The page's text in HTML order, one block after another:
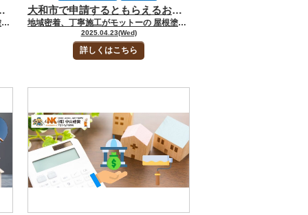
助金・助成金情報2025年版
地域密着、丁寧施工がモットーの 屋根塗装・外壁塗装専門店の中山建装です！ 代表取締役の中山です！
大和市で申請するともらえるお金がある？外壁塗装の助成金とは？
地域密着、丁寧施工がモットーの 屋根塗装・外壁塗装専門店の中山建装です！ 代表取締役の中山です！ 外壁塗装は助成金を上手に活用しましょう。「大和市で外壁塗装をお得にできる方法はないか？」と模索中の方もいるかもしれません。 大和市では、外壁塗装に関連する補助金や助成金が用意されています。外壁塗装に関する費用をすべてカバーできませんが、自己負担は軽くなるのです。ただ「ある」としても、どのような内容かわからないと、申請もスムーズにできません。自分は給付される条件があるのか？と不安な方もいるでしょう。 「大和市には外壁塗装で給付金がある」という情報だけで突っ走り、申請時点で「対象ではない」といわれると徒労でしかありません。そこで今回のお役立ちコラムでは、大和市で申請するもらえるお金や外壁塗装の助成金についてくわしくお話しします。 [myphp file="comContactL"] 外壁塗装は高額です！だからこそ補助金・助成金情報のチェックは必須！ 大和市で外壁塗装をする場合、高額費用がかかります。30坪の住まいで外壁塗装をすると、100万円以上かかる場合も多々あるほどです。 資金に余裕がある方なら、心配ないでしょう。ただ、日々の生活だけでも節約しているなら、必要な工事でも簡単にはできません。貯金をするとしても限界はあります。その際、助けになるのが国や自治体からの補助金や助成金です。大和市の場合は「大和市不燃化・バリアフリー化改修工事費補助金」「既存住宅の断熱改修工事への補助」などがあります。 大和市不燃化・バリアフリー化改修工事費補助金 令和7年度の申請受付：令和7年4月21日（月曜日）より開始 工事費の1／2 上限10万円 ※破風を含めた軒先改修工事だと上限20万円 不燃化というワードに注目した方もいるかもしれません。不燃化とは、防火性能がない部分を、防火性能のあるものへの交換や改修を指しています。 「なぜ不燃化」が大和市で必要なのでしょうか？大和市では災害に対して強い街づくりを推進しているからです。過去の事例や被害から見られるように、大地震が発生した際、被害が拡大する要因の1つに火災があります。 日本は世界的にも地震が多い国です。そのため耐震性に関する規制は高く設定されています。各住宅メーカーでも、耐震性を高めるために研究開発を行っているのです。ただ、地震で倒壊しなくても、その後に発生する火災はどうでしょうか？地震による破損や移動や転倒によって火災が発生する場合もあります。津波によって火災が生じる場合もあるのです。停電が復旧後、通電で出火する場合もあります。住まいが地震によって倒壊を免れても、延焼で燃えてしまうと意味がありません。 このような問題を想定して、大和市では、補助金や助成金を設けて対策に乗り出しているのです。その中で、外壁塗装に関して「不燃塗料などに塗り替える」という工事内容が給付対象に含まれています。 参照：大和市不燃化・バリアフリー化改修工事費補助金 参照：内閣府防災 東日本大震災における火災の発生状況 対象が外壁塗装に限らない補助金や助成金もある 大和市で申請するともらえるお金は、外壁塗装に限定しなければ他にも複数あります。そもそも大和市不燃化・バリアフリー化改修工事費補助金における不燃化塗料も、対象の1つでしかありません。 他にも軒天や破風板、雨戸やシャッター、耐熱ガラスへの交換などさまざまな工事内容が給付対象です。また、バリアフリー化と名称に付いているように、バリアフリーを検討している方も対象です。居住空間の段差の解消や手すりなどに活用できます。 住まいの老朽化や、家主の高齢化、または将来を考えたうえで、バリアフリー化を検討中の方もいるでしょう。両方を同時期にするならまとまった資金が求められます。補助金や助成金があれば、自己負担を軽減できるのです。その他、大和市では既存住宅の断熱改修工事への補助や耐震関係の改修でも予算が付いていますのでチェックしてみてください。 ▼合わせて読みたい▼【2025年最新版】大和市の二重窓＆外壁塗装の補助金制度まとめ！ [myphp file="comContactL"] 既存住宅の断熱改修工事への補助 申請期間：令和7年（2025年）4月1日（火曜日）から令和7年（2025年）12月26日（金曜日） 補助率：補助対象経費1／3 戸建て住宅：120万円／戸が上限 玄関ドアは上限5万円／戸 集合住宅（個別・全体）：15万円／戸 玄関ドアは上限20万円／戸 大和市では環境省「地域脱炭素移行・再エネ推進交付金（重点対策加速化事業）」を活用することで、補助金によるサポートを行っています。大和市内の既存住宅に関して「断熱改修工事費用の一部を補助する」という内容です。 断熱改修を前提とした「窓ガラス」「断熱材」「玄関ドア」でも高性能建材と呼ばれるようなものに対して、購入費用をサポートしてくれます。戸建て住宅だけではなく、マンションやアパートのような集合住宅も対象としています。 ただし、製品は自由に決められてはいません。環境省「二酸化炭素排出抑制対策事業費等補助（既存住宅の断熱リフォーム支援事業）」の補助対象製品（未使用品）に限定されているのです。対象製品も公表されているためチェックしてみてください。補助対象製品はこちらの公益財団法人北海道環境財団のホームページで確認できます。 断熱塗料はOK？ 外壁塗装にはさまざまな塗料があります。中には断熱性能を備えた塗料もあるのです。「断熱改修工事費用の一部を補助する」とのことですから「断熱塗料による外壁塗装もOKでは？」と考える方もいるかもしれません。 大和市の公式ホームページでは「補助対象となる高性能建材」は記載されています。ただ、断熱塗料による外壁塗装については記載されていません。そのため、断熱塗料による外壁塗装は対象外の可能性が高いといえるのです。この点に関して、大和市に直接確認してみてください。 大和市木造住宅耐震改修工事費等補助金制度 耐震補強工事費の1／5と工事監理費用等の1／2の合計 上限は50万円まで 大和市では木造住宅を対象に、簡易耐震診断を実施しています。建物の安全性を判定することで、耐震補強工事が必要か不要か客観的に判断できるのです。 簡易耐震診断に関して、精密診断の費用を一部補助しています。また、耐震補強工事に対する補助金も出ているのです。 対象となる工事は「基礎・柱・梁・筋交い・耐力壁の補強」さらに屋根の葺き替えによる軽量化も耐震改修工事に含まれています。 ▼合わせて読みたい▼【2025】大和市で使える外壁塗装の補助金＆助成金一覧 [myphp file="comContactL"] 外壁塗装に対する助成金や補助金は大和市不燃化・バリアフリー化改修工事費補助金 外壁塗装に関連して、大和市で申請するともらえるお金は、令和7年4月6日現在「大和市不燃化・バリアフリー化改修工事費補助金」に限られています。また、自由に塗料を選べるわけではありません。あくまで不燃化という目的があるため、不燃塗料しか選択肢がないため注意してください。 ただ、通常、不燃塗料で外壁塗装をすると高額な施工費が求められます。耐久性や耐熱性も高いですし、劣化もしにくい塗料なので高機能塗料といえるのです。通常ではなかなか手を出せない塗料といえるかもしれません。大和市の補助金や助成金を活用すると、自己負担額が少なくて済むのです。 今後外壁塗装が対象となるリフォーム補助金や助成金が出る可能性もある 今後、外壁塗装も対象となるリフォーム補助金や助成金に予算がつくかもしれません。令和7年4月6日時点では不燃化塗料だけですが、他の塗料でも対象になる可能性はあるのです。 よくあるのは空き家のリフォーム補助金があげられます。空き家をリフォームして定住する方を対象に、助成金を支給する取り組みは他の市で見受けられるのです。その助成金は外壁塗装に活用できます。 基本的に補助金や助成金の募集は、期間や予算が決められているのです。また、大和市なら「大和市で住民登録しており、工事対象となる建物がある」「大和市の施工業者による施工」「市税を滞納していない」などの条件が定められています。「各条件を満たしていることが証明できる書類」も用意しなければなりません。 リフォーム関連の補助金や助成金は早い者勝ち！スピーディーな申し込みがお得にできる最大のコツ！ リフォーム関係の補助金や助成金は人気があり、すぐに予算上限になる場合があります。そのため検討している方は、チャンスを逃さないように、大和市の公式ホームページをチェックしてみてください。早めの準備が成功の鍵を握るのです。 また、地元密着の外壁塗装業者なら補助金や助成金の情報を持っています。多くのサポートをしていることも多く、申請で失敗するリスクも抑えられるのです。業者が決算期の場合、独自の割引サービスをしている場合もあります。お得に外壁塗装をしたいなら、情報収集は欠かせません。地元密着業者にも相談しながら、賢く外壁塗装をしましょう。 ▼合わせて読みたい▼大和市民必見｜不燃化バリアフリー化改修工事費補助金や外壁塗装の助成金情報 [myphp file="comContactL"] 外壁塗装の補助金活用なら「中山建装」にお任せください！お得にリフォームを実現するチャンスです！ 大和市では、令和7年度より「不燃化・バリアフリー化改修工事費補助金」など、住まいの安全性や快適性向上を目的とした補助金制度が用意されています。外壁塗装に関しても、不燃塗料を用いた塗装工事であれば補助対象となるため、通常は手の届きにくい高性能塗料を採用する絶好の機会です。施工費の1/2（上限10～20万円）を市が補助してくれる制度は、自己負担の軽減につながります。 ただし、補助金の申請には細かな条件や提出書類が必要で、期間内の申請・審査・交付決定が不可欠です。そこで頼れるのが、地元密着で数多くの申請サポート実績をもつ中山建装です。「中山建装」では外壁塗装のご提案だけでなく、補助金申請の流れや必要書類のご案内、行政とのやり取りまで丁寧にサポートいたします。 補助金を活用した外壁塗装のご相談は、お問い合わせフォーム、メール、電話、またはショールームへのご来店にて「中山建装」までお気軽にご連絡ください。 外壁塗装をより安心・お得に行いたい方は、今こそチャンスです。 [myphp file="comContactL"] ▼合わせてチェック▼ 中山建装塗装専門ショールーム 厚木店 中山建装塗装専門ショールーム 大和店
2025.04.23(Wed)
詳しくはこちら
塗装費用について
外壁塗装
大和市
屋根塗装
業者選び
補助金・助成金情報
費用について